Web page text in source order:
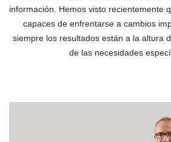
información. Hemos visto recientemente
capaces de enfrentarse a cambios
siempre los resultados están a la altura
de las necesidades